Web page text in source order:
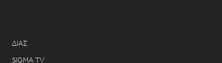
ΔΙΑΣ
SIGMA TV